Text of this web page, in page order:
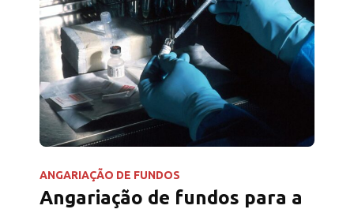
ANGARIAÇÃO DE FUNDOS
Angariação de fundos para a